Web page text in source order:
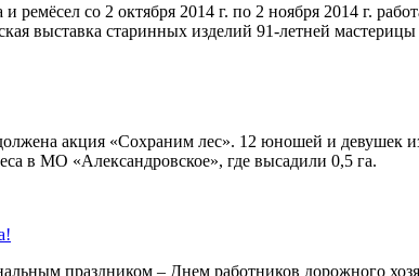
со 2 октября 2014 г. по 2 ноября 2014 г.
выставка старинных изделий 91-летней
акция «Сохраним лес». 12 юношей и
в МО «Александровское», где высадили 0,5 га.
праздником – Днем работников дорожного